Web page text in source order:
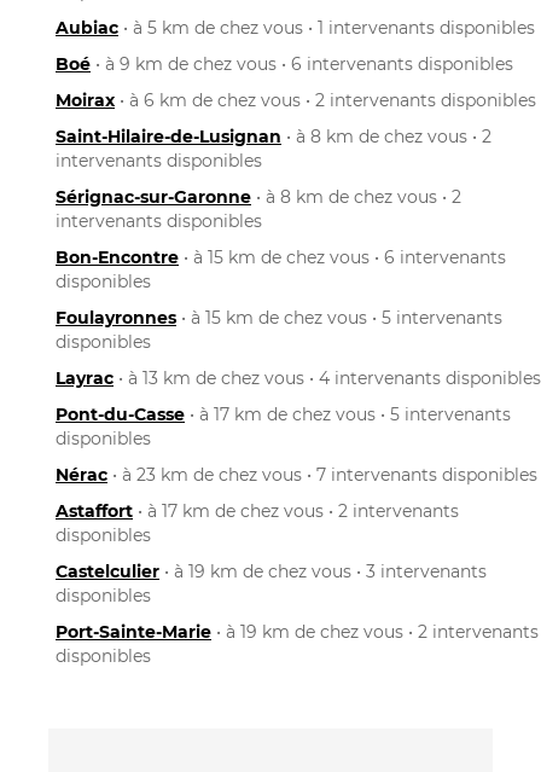
Aubiac • à 5 km de chez vous • 1 intervenants disponibles
Boé • à 9 km de chez vous • 6 intervenants disponibles
Moirax • à 6 km de chez vous • 2 intervenants disponibles
Saint-Hilaire-de-Lusignan • à 8 km de chez vous • 2
intervenants disponibles
Sérignac-sur-Garonne • à 8 km de chez vous • 2
intervenants disponibles
Bon-Encontre • à 15 km de chez vous • 6 intervenants
disponibles
Foulayronnes • à 15 km de chez vous • 5 intervenants
disponibles
Layrac • à 13 km de chez vous • 4 intervenants disponibles
Pont-du-Casse • à 17 km de chez vous • 5 intervenants
disponibles
Nérac • à 23 km de chez vous • 7 intervenants disponibles
Astaffort • à 17 km de chez vous • 2 intervenants
disponibles
Castelculier • à 19 km de chez vous • 3 intervenants
disponibles
Port-Sainte-Marie • à 19 km de chez vous • 2 intervenants
disponibles